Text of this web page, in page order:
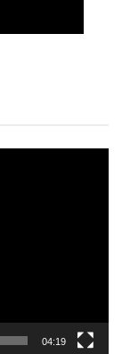
04:19